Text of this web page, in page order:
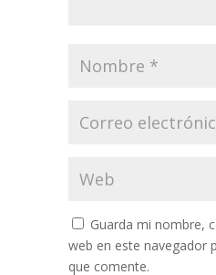
Guarda mi nombre,
web en este navegador
que comente.